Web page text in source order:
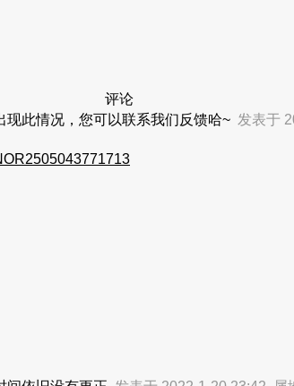
评论
此情况，您可以联系我们反馈哈~ 发表于